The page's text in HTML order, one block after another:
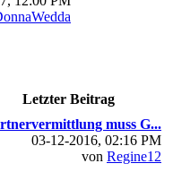
Letzter Beitrag
muss G...
03-12-2016, 02:16 PM
von Regine12